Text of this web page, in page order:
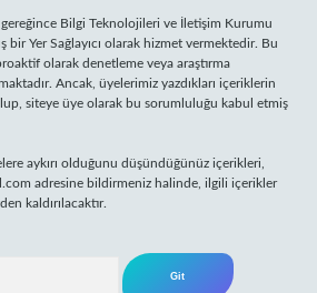
gereğince Bilgi Teknolojileri ve İletişim Kurumu
bir Yer Sağlayıcı olarak hizmet vermektedir. Bu
olarak denetleme veya araştırma
Ancak, üyelerimiz yazdıkları içeriklerin
siteye üye olarak bu sorumluluğu kabul etmiş
aykırı olduğunu düşündüğünüz içerikleri,
adresine bildirmeniz halinde, ilgili içerikler
kaldırılacaktır.